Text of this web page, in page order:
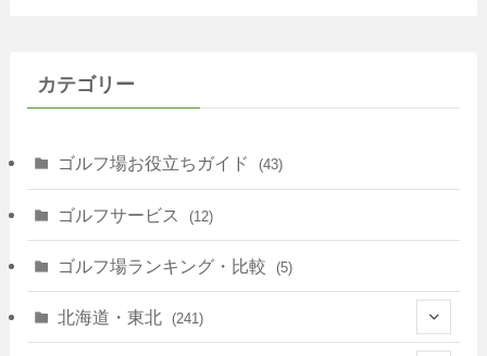
カテゴリー
ゴルフ場お役立ちガイド (43)
ゴルフサービス (12)
ゴルフ場ランキング・比較 (5)
北海道・東北 (241)